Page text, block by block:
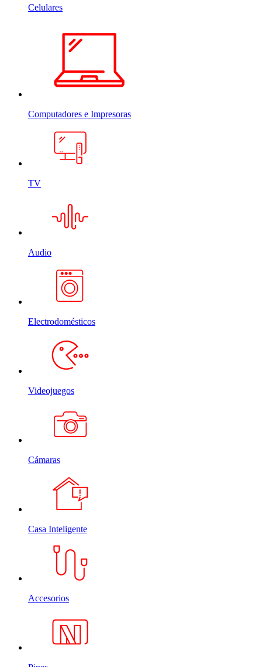
Celulares
Computadores e Impresoras
TV
Audio
Electrodomésticos
Videojuegos
Cámaras
Casa Inteligente
Accesorios